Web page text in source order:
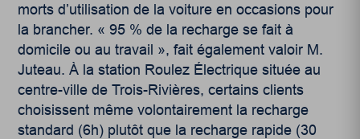
morts d’utilisation de la voiture en occasions pour
la brancher. « 95 % de la recharge se fait à
domicile ou au travail », fait également valoir M.
Juteau. À la station Roulez Électrique située au
centre-ville de Trois-Rivières, certains clients
choisissent même volontairement la recharge
standard (6h) plutôt que la recharge rapide (30